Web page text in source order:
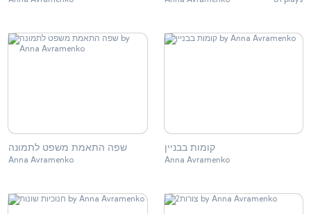
שפה התאמת משפט לתמונה
Anna Avramenko
קומות בבניין
Anna Avramenko